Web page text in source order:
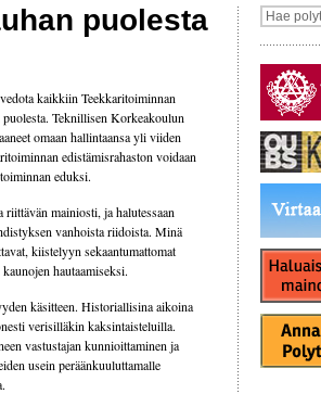
puolesta
kaikkiin Teekkaritoiminnan
Teknillisen Korkeakoulun
omaan hallintaansa yli viiden
edistämisrahaston voidaan
eduksi.
mainiosti, ja halutessaan
vanhoista riidoista. Minä
kiistelyyn sekaantumattomat
hautaamiseksi.
käsitteen. Historiallisina aikoina
verisilläkin kaksintaisteluilla.
vastustajan kunnioittaminen ja
usein peräänkuuluttamalle